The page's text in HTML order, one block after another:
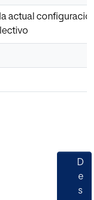
actual
D
e
s